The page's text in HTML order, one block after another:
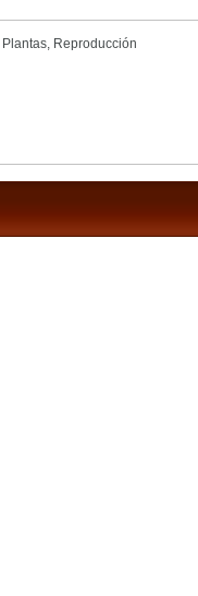
Plantas, Reproducción